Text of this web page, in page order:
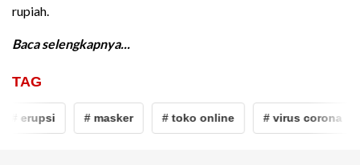
rupiah.
Baca selengkapnya...
TAG
# erupsi # masker # toko online # virus corona